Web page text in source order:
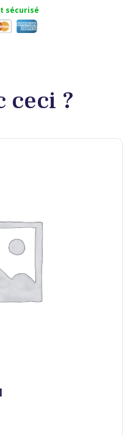
sécurisé
ceci ?